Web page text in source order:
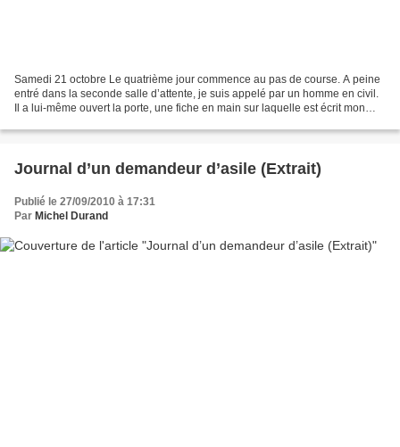
Samedi 21 octobre Le quatrième jour commence au pas de course. A peine
entré dans la seconde salle d’attente, je suis appelé par un homme en civil.
Il a lui-même ouvert la porte, une fiche en main sur laquelle est écrit mon
Journal d’un demandeur d’asile (Extrait)
Publié le 27/09/2010 à 17:31
Par Michel Durand